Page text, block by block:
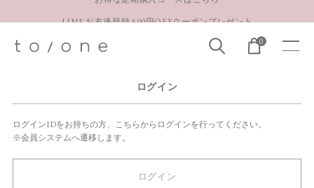
LINE お友達登録 500円OFFクーポンプレゼント
【重要】お盆期間中のお問い合わせと商品配送に関しまして
LINE お友達登録 500円OFFクーポンプレゼント
0
ログイン
ログインIDをお持ちの方、こちらからログインを行ってください。
※会員システムへ遷移します。
ログイン